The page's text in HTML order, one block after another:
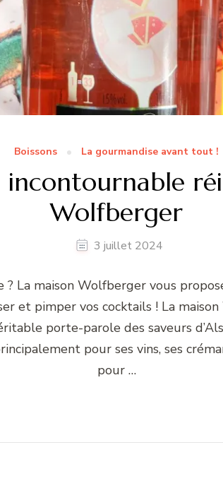
Boissons La gourmandise avant tout !
incontournable
Wolfberger
3 juillet 2024
? La maison Wolfberger vous
et pimper vos cocktails ! La
porte-parole des saveurs
pour ses vins, ses
pour …